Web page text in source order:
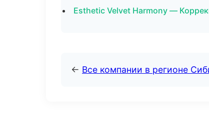
Esthetic Velvet Harmony —
← Все компании в регионе